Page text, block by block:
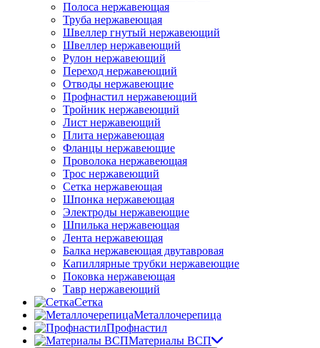
Полоса нержавеющая
Труба нержавеющая
Швеллер гнутый нержавеющий
Швеллер нержавеющий
Рулон нержавеющий
Переход нержавеющий
Отводы нержавеющие
Профнастил нержавеющий
Тройник нержавеющий
Лист нержавеющий
Плита нержавеющая
Фланцы нержавеющие
Проволока нержавеющая
Трос нержавеющий
Сетка нержавеющая
Шпонка нержавеющая
Электроды нержавеющие
Шпилька нержавеющая
Лента нержавеющая
Балка нержавеющая двутавровая
Капиллярные трубки нержавеющие
Поковка нержавеющая
Тавр нержавеющий
Сетка
Металлочерепица
Профнастил
Материалы ВСП